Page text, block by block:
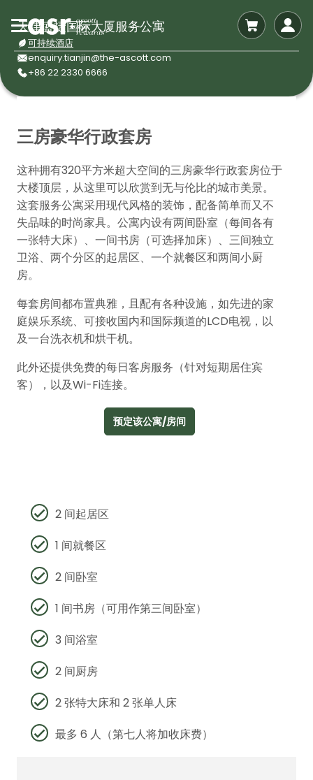
天津盛捷国际大厦服务公寓
可持续酒店
enquiry.tianjin@the-ascott.com
+86 22 2330 6666
三房豪华行政套房
这种拥有320平方米超大空间的三房豪华行政套房位于
大楼顶层，从这里可以欣赏到无与伦比的城市美景。
这套服务公寓采用现代风格的装饰，配备简单而又不
失品味的时尚家具。公寓内设有两间卧室（每间各有
一张特大床）、一间书房（可选择加床）、三间独立
卫浴、两个分区的起居区、一个就餐区和两间小厨
房。
每套房间都布置典雅，且配有各种设施，如先进的家
庭娱乐系统、可接收国内和国际频道的LCD电视，以
及一台洗衣机和烘干机。
此外还提供免费的每日客房服务（针对短期居住宾
客），以及Wi-Fi连接。
预定该公寓/房间
2 间起居区
1 间就餐区
2 间卧室
1 间书房（可用作第三间卧室）
3 间浴室
2 间厨房
2 张特大床和 2 张单人床
最多 6 人（第七人将加收床费）